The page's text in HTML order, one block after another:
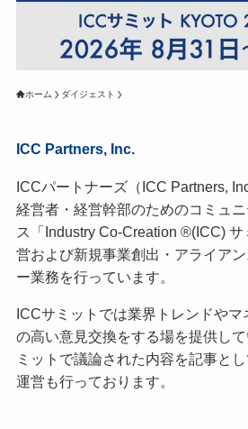
ホーム ダイジェスト
ICC Partners, Inc.
ICCパートナーズ（ICC Partners,
経営者・経営幹部のためのコミュ
ス「Industry Co-Creation ®(ICC)
営および新規事業創出・アライア
ー業務を行っています。
ICCサミットでは業界トレンドや
の高い意見交換をする場を提供し
ミットで議論された内容を記事と
運営も行っております。